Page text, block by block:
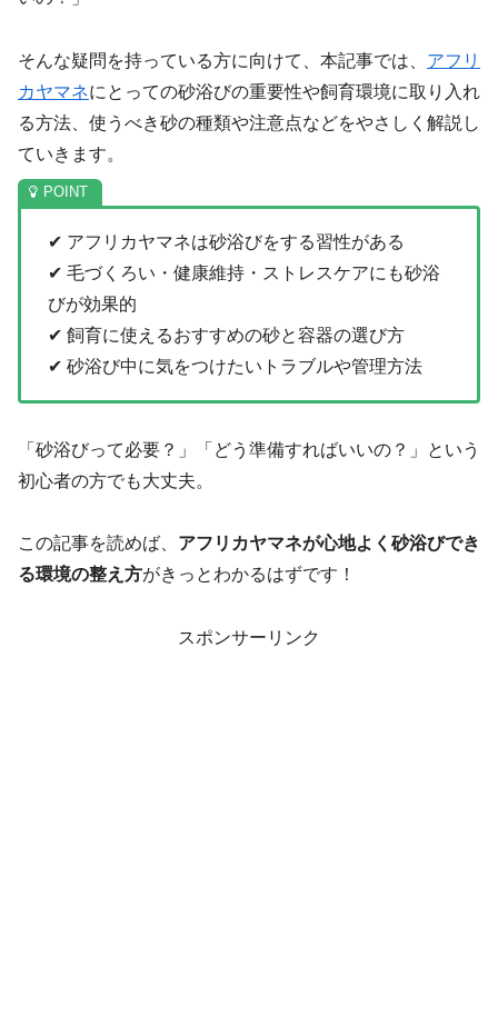
そんな疑問を持っている方に向けて、本記事では、 アフリ
カヤマネにとっての砂浴びの重要性や飼育環境に取り入れ
る方法、使うべき砂の種類や注意点などをやさしく解説し
ていきます。
✔ アフリカヤマネは砂浴びをする習性がある
✔ 毛づくろい・健康維持・ストレスケアにも砂浴
びが効果的
✔ 飼育に使えるおすすめの砂と容器の選び方
✔ 砂浴び中に気をつけたいトラブルや管理方法
「砂浴びって必要？」「どう準備すればいいの？」という
初心者の方でも大丈夫。
この記事を読めば、 アフリカヤマネが心地よく砂浴びでき
る環境の整え方がきっとわかるはずです！
スポンサーリンク